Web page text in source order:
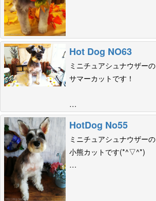
Hot Dog NO63
ミニチュアシュナウザーの
サマーカットです！
…
HotDog No55
ミニチュアシュナウザーの
小熊カットです(*^▽^*)
…